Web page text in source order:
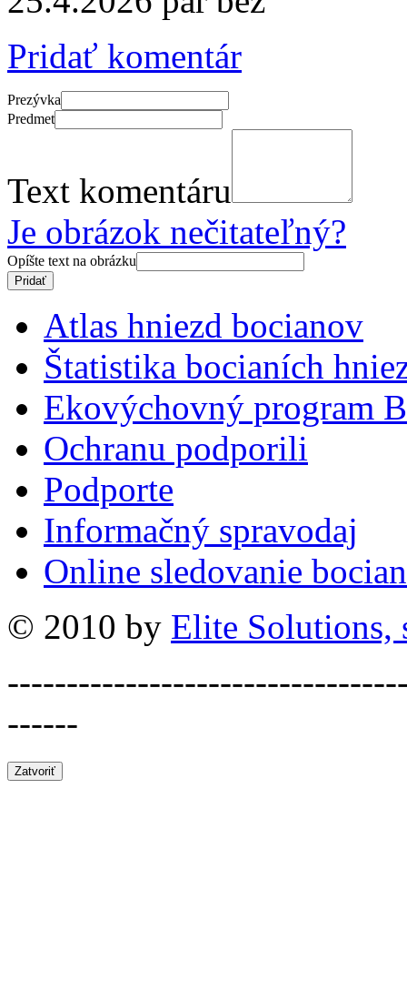
Pridať komentár
Prezývka
Predmet
Text komentáru
Je obrázok nečitateľný?
Opíšte text na obrázku
Atlas hniezd bocianov
Štatistika bocianích
Ekovýchovný program
Ochranu podporili
Podporte
Informačný spravodaj
Online sledovanie
© 2010 by Elite Solutions,
------